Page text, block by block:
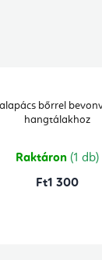
bőrrel
hangtálakhoz
Raktáron (1 db)
Ft1 300